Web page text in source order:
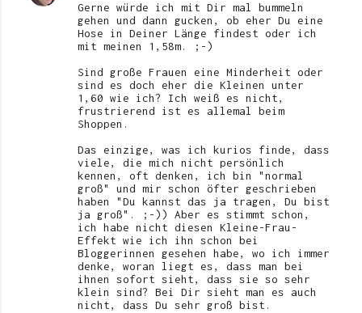
Gerne würde ich mit Dir mal bummeln
gehen und dann gucken, ob eher Du eine
Hose in Deiner Länge findest oder ich
mit meinen 1,58m. ;-)
Sind große Frauen eine Minderheit oder
sind es doch eher die Kleinen unter
1,60 wie ich? Ich weiß es nicht,
frustrierend ist es allemal beim
Shoppen.
Das einzige, was ich kurios finde, dass
viele, die mich nicht persönlich
kennen, oft denken, ich bin "normal
groß" und mir schon öfter geschrieben
haben "Du kannst das ja tragen, Du bist
ja groß". ;-)) Aber es stimmt schon,
ich habe nicht diesen Kleine-Frau-
Effekt wie ich ihn schon bei
Bloggerinnen gesehen habe, wo ich immer
denke, woran liegt es, dass man bei
ihnen sofort sieht, dass sie so sehr
klein sind? Bei Dir sieht man es auch
nicht, dass Du sehr groß bist.